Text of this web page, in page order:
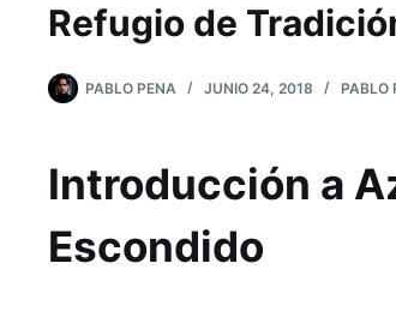
Refugio de
PABLO PENA JUNIO 24, 2018 PABLO
Introducción a
Escondido